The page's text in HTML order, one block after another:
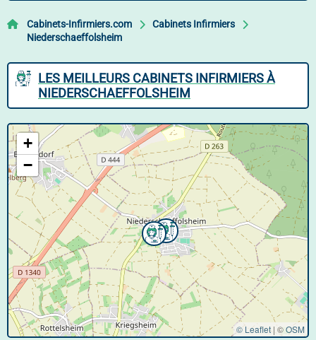
Cabinets-Infirmiers.com
Cabinets Infirmiers
Niederschaeffolsheim
LES MEILLEURS CABINETS INFIRMIERS À
NIEDERSCHAEFFOLSHEIM
+
−
© Leaflet | ©OSM